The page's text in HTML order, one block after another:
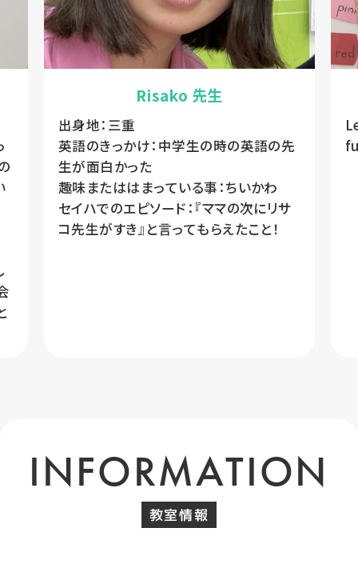
Risako 先生
出身地：三重
英語のきっかけ：中学生の時の英語の先
生が面白かった
趣味またははまっている事：ちいかわ
セイハでのエピソード：『ママの次にリサ
コ先生がすき』と言ってもらえたこと！
INFORMATION
教室情報